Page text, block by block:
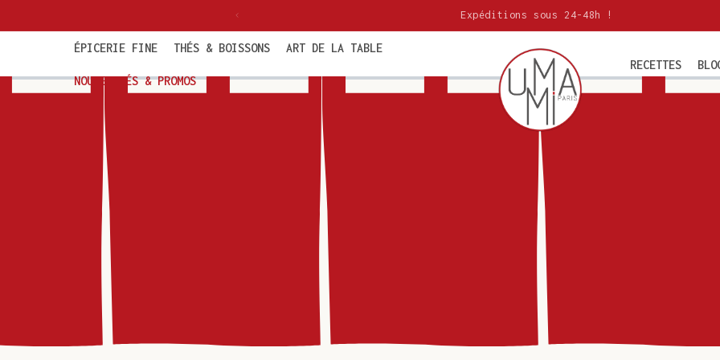
au
Expéditions sous 24-48h !
ÉPICERIE FINE THÉS & BOISSONS ART DE LA TABLE
NOUVEAUTÉS & PROMOS
RECETTES